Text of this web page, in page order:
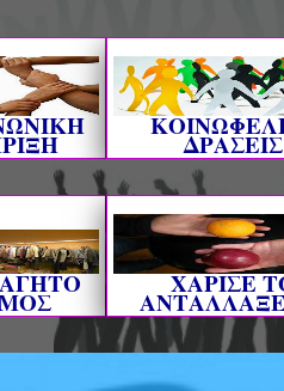
ΔΡΑΣΕΙΣ
ΧΑΡΙΣΕ